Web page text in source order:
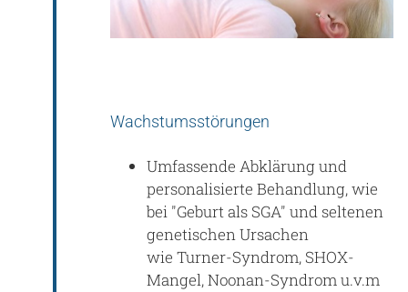
Wachstumsstörungen
Umfassende Abklärung und
personalisierte Behandlung, wie
bei "Geburt als SGA" und seltenen
genetischen Ursachen
wie Turner-Syndrom, SHOX-
Mangel, Noonan-Syndrom u.v.m